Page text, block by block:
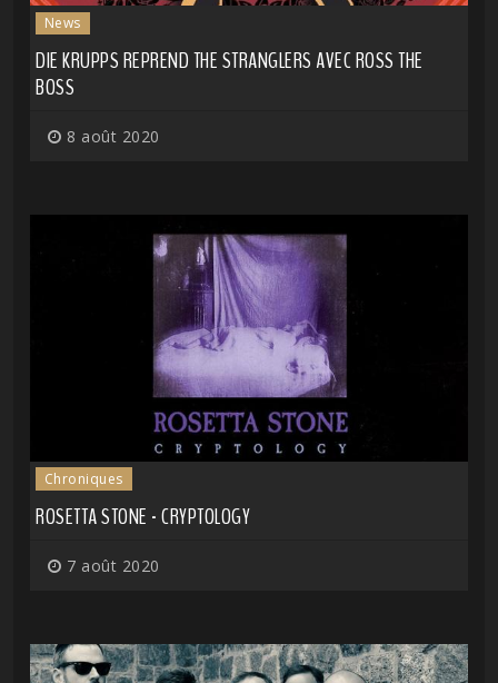
News
DIE KRUPPS REPREND THE STRANGLERS AVEC ROSS THE
BOSS
8 août 2020
Chroniques
ROSETTA STONE - CRYPTOLOGY
7 août 2020